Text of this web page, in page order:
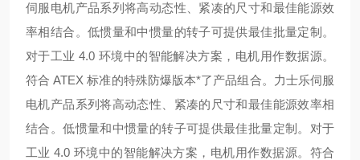
伺服电机产品系列将高动态性、紧凑的尺寸和最佳能源效
率相结合。低惯量和中惯量的转子可提供最佳批量定制。
对于工业 4.0 环境中的智能解决方案，电机用作数据源。
符合 ATEX 标准的特殊防爆版本*了产品组合。 力士乐伺服
电机产品系列将高动态性、紧凑的尺寸和最佳能源效率相
结合。低惯量和中惯量的转子可提供最佳批量定制。对于
工业 4.0 环境中的智能解决方案，电机用作数据源。符合